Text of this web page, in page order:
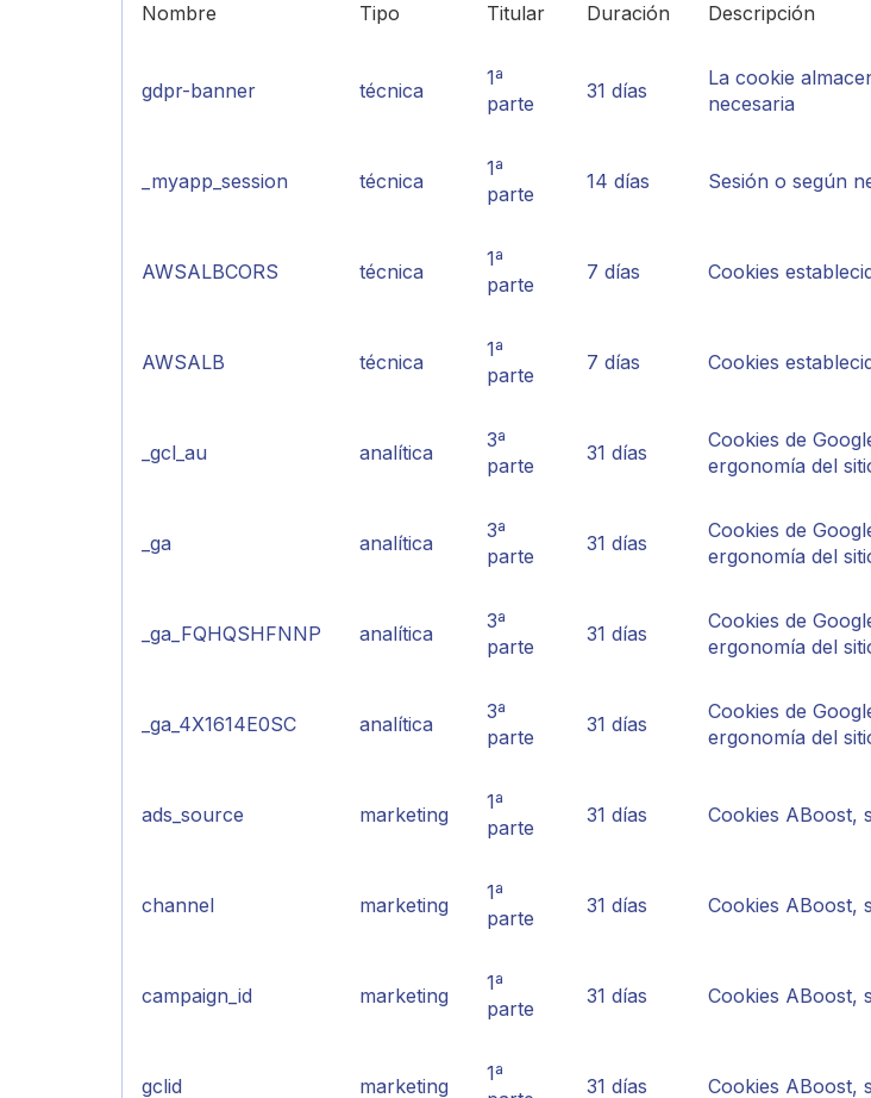
Nombre
Tipo Titular Duración Descripción
gdpr-banner técnica
1ª
parte
31 días
La cookie
necesaria
_myapp_session técnica
1ª
parte
14 días Sesión o según
AWSALBCORS técnica
1ª
parte
7 días Cookies
AWSALB técnica
1ª
parte
7 días Cookies
_gcl_au analítica
3ª
parte
31 días
Cookies de
ergonomía del
_ga analítica
3ª
parte
31 días
Cookies de
ergonomía del
_ga_FQHQSHFNNP analítica
3ª
parte
31 días
Cookies de
ergonomía del
_ga_4X1614E0SC analítica
3ª
parte
31 días
Cookies de
ergonomía del
ads_source marketing
1ª
parte
31 días Cookies ABoost,
channel marketing
1ª
parte
31 días Cookies ABoost,
campaign_id marketing
1ª
parte
31 días Cookies ABoost,
gclid marketing
1ª
31 días Cookies ABoost,